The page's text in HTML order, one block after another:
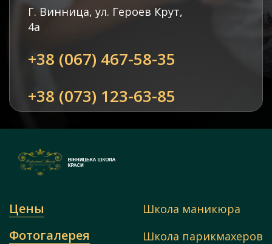
Г. Винница, ул. Героев Крут,
4а
+38 (067) 467-58-35
+38 (073) 123-63-85
Цены
Фотогалерея
Школа маникюра
Школа парикмахеров